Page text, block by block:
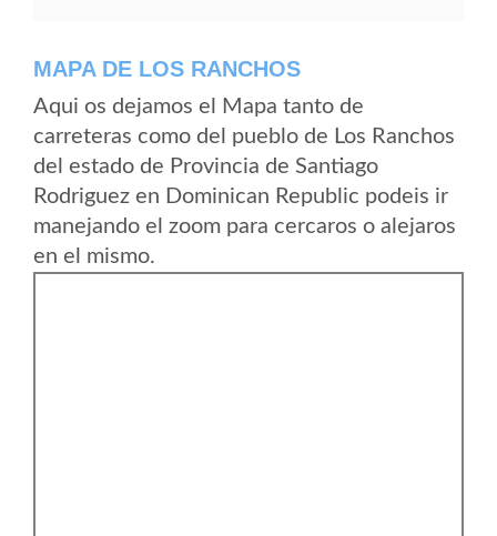
MAPA DE LOS RANCHOS
Aqui os dejamos el Mapa tanto de
carreteras como del pueblo de Los Ranchos
del estado de Provincia de Santiago
Rodriguez en Dominican Republic podeis ir
manejando el zoom para cercaros o alejaros
en el mismo.